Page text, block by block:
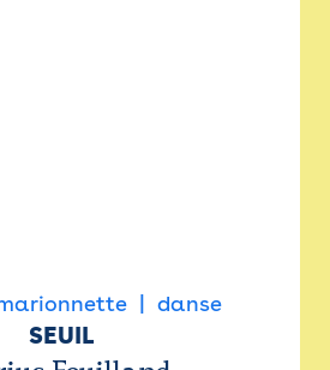
danse
SEUIL